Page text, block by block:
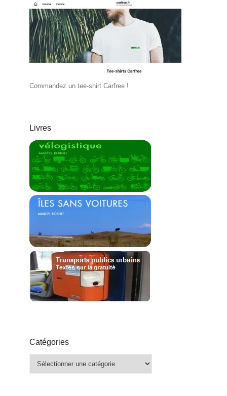
Commandez un tee-shirt Carfree !
Livres
Catégories
Catégories